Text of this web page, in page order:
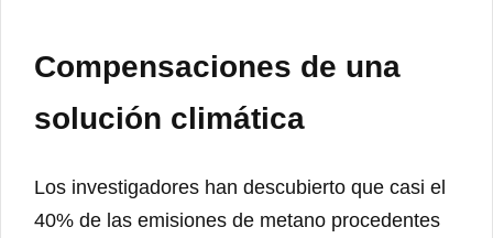
Compensaciones de una
solución climática
Los investigadores han descubierto que casi el
40% de las emisiones de metano procedentes